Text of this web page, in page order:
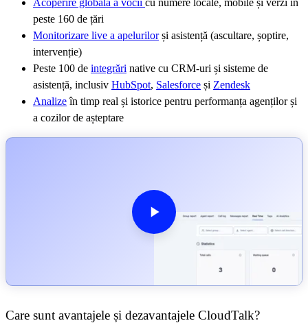
Acoperire globală a vocii cu numere locale, mobile și verzi în
peste 160 de țări
Monitorizare live a apelurilorși asistență (ascultare, șoptire,
intervenție)
Peste 100 de integrări native cu CRM-uri și sisteme de
asistență, inclusiv HubSpot, Salesforce și Zendesk
Analizeîn timp real și istorice pentru performanța agenților și
a cozilor de așteptare
Care sunt avantajele și dezavantajele CloudTalk?